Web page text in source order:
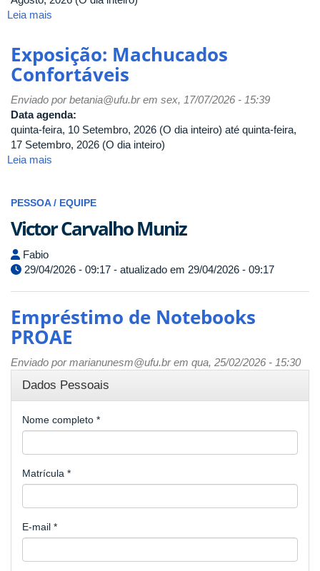
Uberlandense
Leia mais
T.E
Gravura
Metal
Exposição: Machucados
Confortáveis
Enviado porbetania@ufu.brem sex, 17/07/2026 - 15:39
Data agenda:
quinta-feira, 10 Setembro, 2026 (O dia inteiro) até quinta-feira,
17 Setembro, 2026 (O dia inteiro)
Leia mais
Confortáveis
PESSOA / EQUIPE
Victor Carvalho Muniz
Fabio
29/04/2026 - 09:17 - atualizado em 29/04/2026 - 09:17
Empréstimo de Notebooks
PROAE
Enviado pormarianunesm@ufu.brem qua, 25/02/2026 - 15:30
Dados Pessoais
Nome completo *
Matrícula *
E-mail *